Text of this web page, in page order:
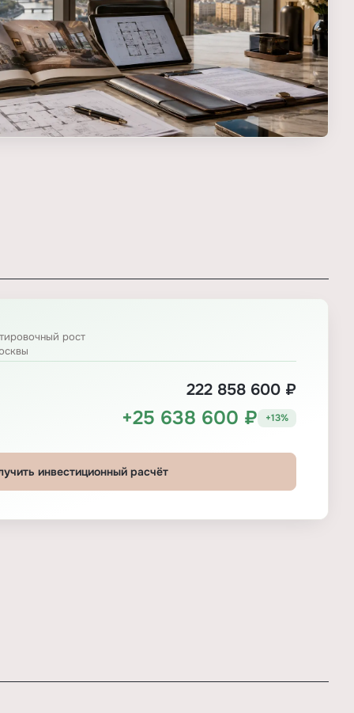
рост
222 858 600 ₽
+25 638 600 ₽ +13%
инвестиционный расчёт